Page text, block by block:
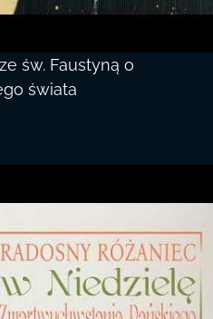
św. Faustyną o
świata